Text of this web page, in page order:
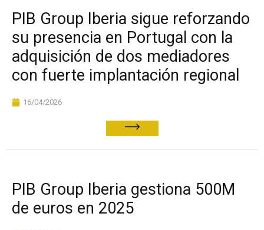
PIB Group Iberia sigue reforzando
su presencia en Portugal con la
adquisición de dos mediadores
con fuerte implantación regional
16/04/2026
PIB Group Iberia gestiona 500M
de euros en 2025